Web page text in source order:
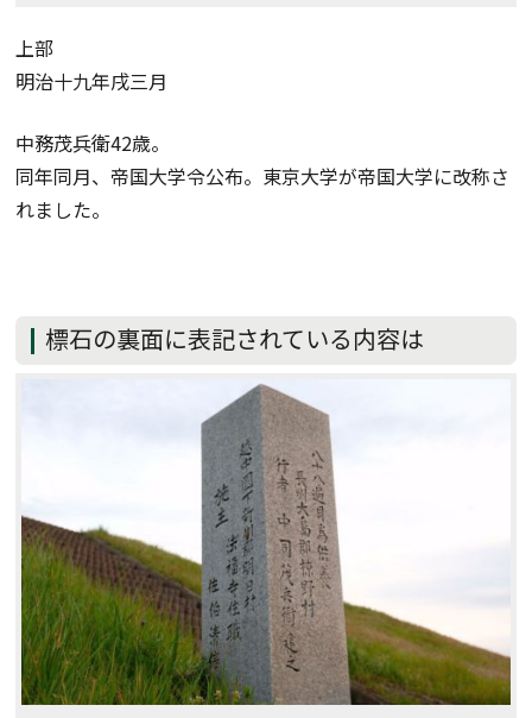
上部
明治十九年戌三月
中務茂兵衛42歳。
同年同月、帝国大学令公布。東京大学が帝国大学に改称さ
れました。
標石の裏面に表記されている内容は